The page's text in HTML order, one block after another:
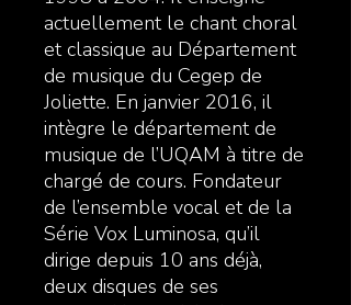
actuellement le chant choral
et classique au Département
de musique du Cegep de
Joliette. En janvier 2016, il
intègre le département de
musique de l’UQAM à titre de
chargé de cours. Fondateur
de l’ensemble vocal et de la
Série Vox Luminosa, qu’il
dirige depuis 10 ans déjà,
deux disques de ses